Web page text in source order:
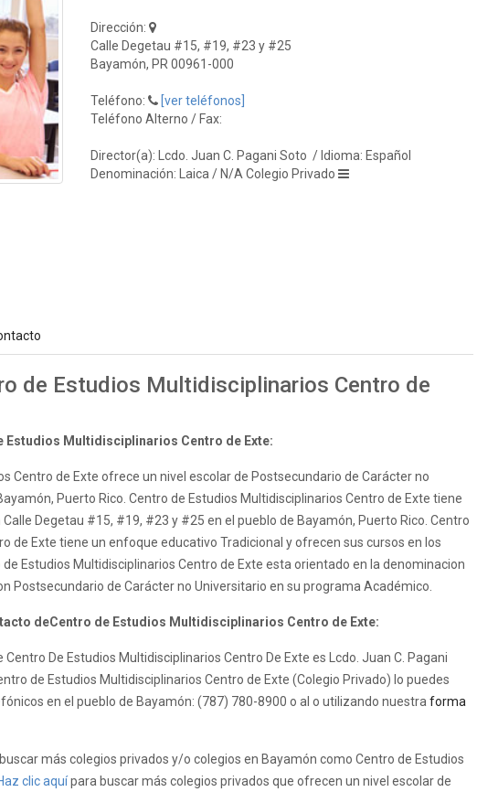
Dirección:
Calle Degetau #15, #19, #23 y #25
Bayamón, PR 00961-000
Teléfono:
[ver teléfonos]
Teléfono Alterno / Fax:
Director(a): Lcdo. Juan C. Pagani Soto / Idioma: Español
Denominación: Laica / N/A Colegio Privado
de Estudios Multidisciplinarios Centro de
Estudios Multidisciplinarios Centro de Exte:
Centro de Exte ofrece un nivel escolar de Postsecundario de Carácter no
Puerto Rico. Centro de Estudios Multidisciplinarios Centro de Exte tiene
Degetau #15, #19, #23 y #25 en el pueblo de Bayamón, Puerto Rico. Centro
de Exte tiene un enfoque educativo Tradicional y ofrecen sus cursos en los
Estudios Multidisciplinarios Centro de Exte esta orientado en la denominacion
Postsecundario de Carácter no Universitario en su programa Académico.
deCentro de Estudios Multidisciplinarios Centro de Exte:
De Estudios Multidisciplinarios Centro De Exte es Lcdo. Juan C. Pagani
de Estudios Multidisciplinarios Centro de Exte (Colegio Privado) lo puedes
en el pueblo de Bayamón: (787) 780-8900 o al o utilizando nuestra forma
más colegios privados y/o colegios en Bayamón como Centro de Estudios
clic aquípara buscar más colegios privados que ofrecen un nivel escolar de